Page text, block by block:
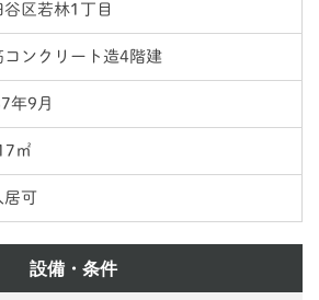
谷区若林1丁目
コンクリート造4階建
年9月
㎡
居可
設備・条件